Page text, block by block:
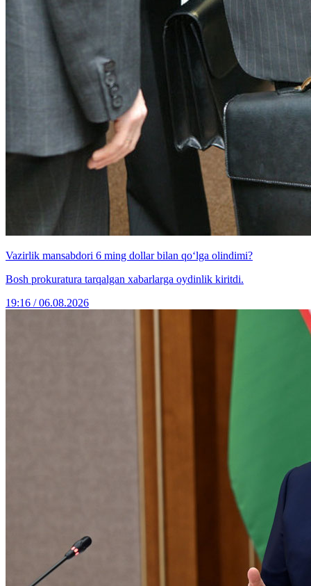
Vazirlik mansabdori 6 ming dollar bilan qo‘lga olindimi?
Bosh prokuratura tarqalgan xabarlarga oydinlik kiritdi.
19:16 / 06.08.2026